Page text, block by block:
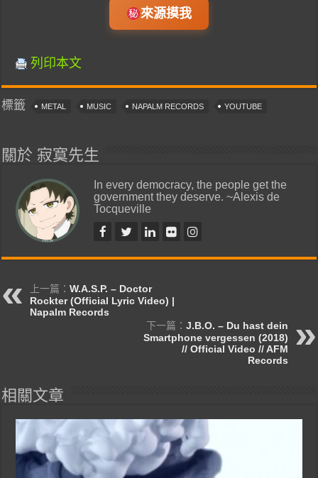
來源摸我
列印本文
標籤 METAL MUSIC NAPALM RECORDS YOUTUBE
關於 寂寞先生
In every democracy, the people get the
government they deserve. ~Alexis de
Tocqueville
上一篇：W.A.S.P. – Doctor
Rockter (Official Lyric Video) |
Napalm Records
下一篇： J.B.O. – Du hast dein
Smartphone vergessen (2018)
// Official Video // AFM
Records
相關文章